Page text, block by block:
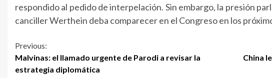
respondido al pedido de interpelación. Sin embargo, la presión
canciller Werthein deba comparecer en el Congreso en los
Continue
Reading
Previous:
Malvinas: el llamado urgente de Parodi a revisar la
estrategia diplomática
China